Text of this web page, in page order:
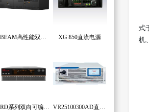
i-BEAM高性能双向回馈式程控直流电源系统 XG 850直流电源
PRD系列双向可编程直流电源 VR25100300AD直流双向源
式
机